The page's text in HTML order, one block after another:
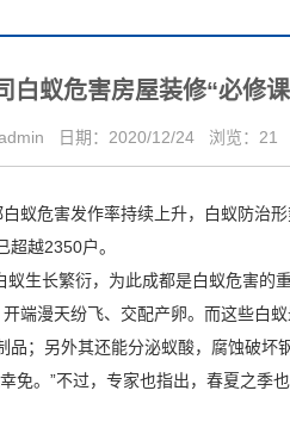
白蚁危害房屋装修“必修
日期：2020/12/24 浏览： 21
蚁危害发作率持续上升，白蚁防治
越2350户。
生长繁衍，为此成都是白蚁危害的
端漫天纷飞、交配产卵。而这些白
；另外其还能分泌蚁酸，腐蚀破坏
免。”不过，专家也指出，春夏之季